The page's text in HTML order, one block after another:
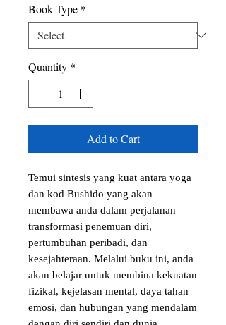
Book Type *
Quantity *
Add to Cart
Temui sintesis yang kuat antara yoga
dan kod Bushido yang akan
membawa anda dalam perjalanan
transformasi penemuan diri,
pertumbuhan peribadi, dan
kesejahteraan. Melalui buku ini, anda
akan belajar untuk membina kekuatan
fizikal, kejelasan mental, daya tahan
emosi, dan hubungan yang mendalam